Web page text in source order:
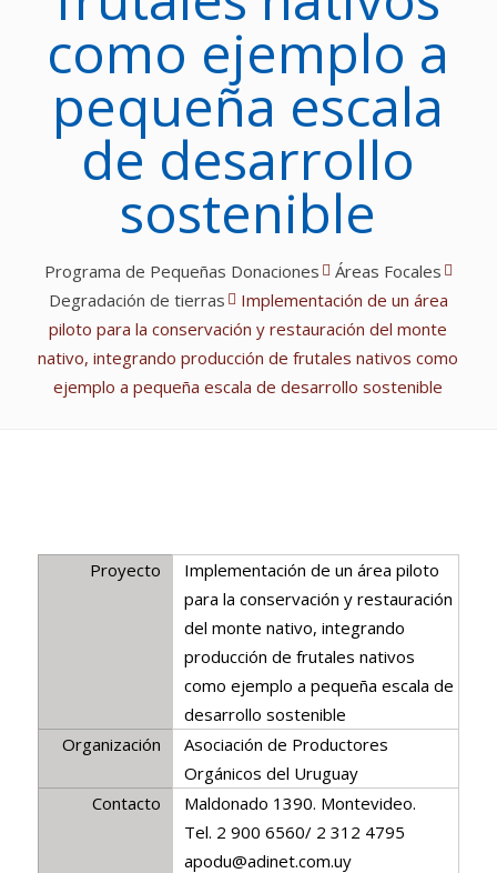
como ejemplo a
pequeña escala
de desarrollo
sostenible
Programa de Pequeñas Donaciones
Áreas Focales
Degradación de tierras
Implementación de un área
piloto para la conservación y restauración del monte
nativo, integrando producción de frutales nativos como
ejemplo a pequeña escala de desarrollo sostenible
Proyecto
Implementación de un área piloto
para la conservación y restauración
del monte nativo, integrando
producción de frutales nativos
como ejemplo a pequeña escala de
desarrollo sostenible
Organización
Asociación de Productores
Orgánicos del Uruguay
Contacto
Maldonado 1390. Montevideo.
Tel. 2 900 6560/ 2 312 4795
apodu@adinet.com.uy